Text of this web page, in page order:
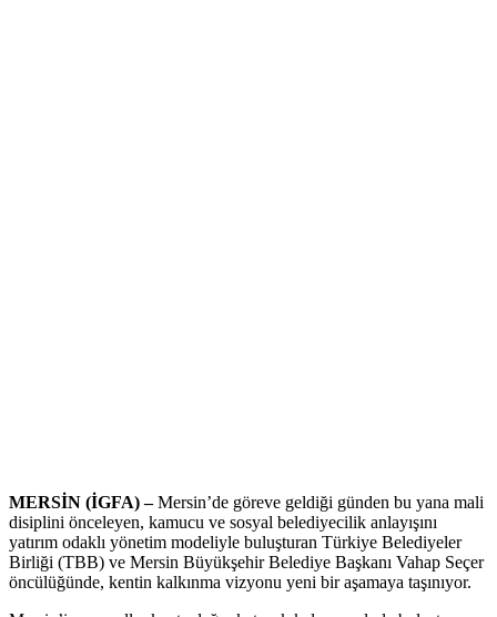
MERSİN (İGFA) –Mersin’de göreve geldiği günden bu yana mali
disiplini önceleyen, kamucu ve sosyal belediyecilik anlayışını
yatırım odaklı yönetim modeliyle buluşturan Türkiye Belediyeler
Birliği (TBB) ve Mersin Büyükşehir Belediye Başkanı Vahap Seçer
öncülüğünde, kentin kalkınma vizyonu yeni bir aşamaya taşınıyor.